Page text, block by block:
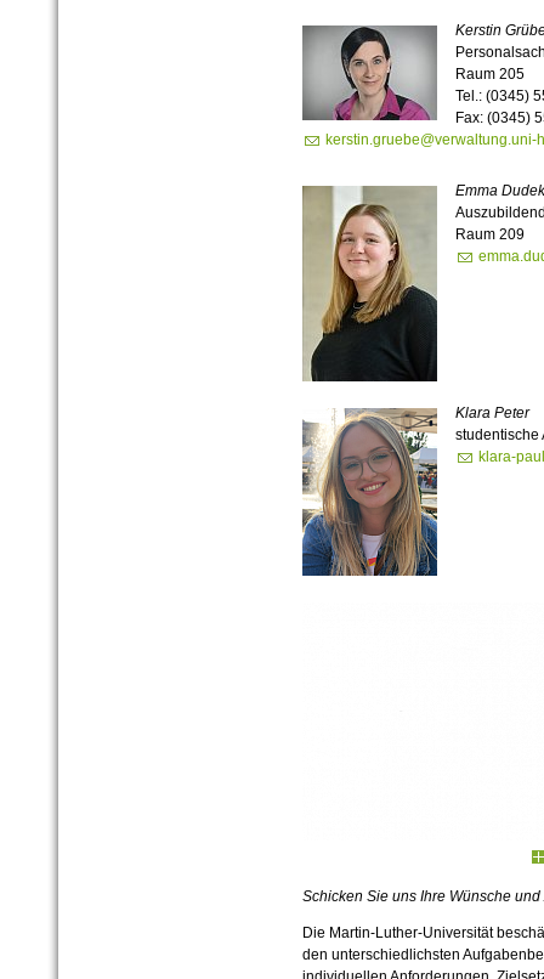
Kerstin
Raum 205
Tel.: (0345)
Fax: (0345)
kerstin.gruebe@verwaltung.uni-
Emma Dudek
Raum 209
Klara Peter
studentische
klara-
Schicken Sie uns Ihre Wünsche
Die Martin-Luther-Universität
den unterschiedlichsten